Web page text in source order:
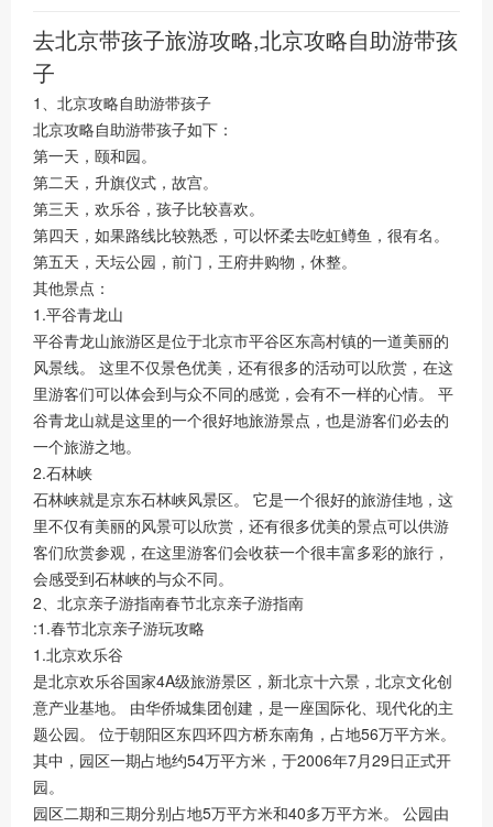
去北京带孩子旅游攻略,北京攻略自助游带孩
子
1、北京攻略自助游带孩子
北京攻略自助游带孩子如下：
第一天，颐和园。
第二天，升旗仪式，故宫。
第三天，欢乐谷，孩子比较喜欢。
第四天，如果路线比较熟悉，可以怀柔去吃虹鳟鱼，很有名。
第五天，天坛公园，前门，王府井购物，休整。
其他景点：
1.平谷青龙山
平谷青龙山旅游区是位于北京市平谷区东高村镇的一道美丽的
风景线。 这里不仅景色优美，还有很多的活动可以欣赏，在这
里游客们可以体会到与众不同的感觉，会有不一样的心情。 平
谷青龙山就是这里的一个很好地旅游景点，也是游客们必去的
一个旅游之地。
2.石林峡
石林峡就是京东石林峡风景区。 它是一个很好的旅游佳地，这
里不仅有美丽的风景可以欣赏，还有很多优美的景点可以供游
客们欣赏参观，在这里游客们会收获一个很丰富多彩的旅行，
会感受到石林峡的与众不同。
2、北京亲子游指南春节北京亲子游指南
:1.春节北京亲子游玩攻略
1.北京欢乐谷
是北京欢乐谷国家4A级旅游景区，新北京十六景，北京文化创
意产业基地。 由华侨城集团创建，是一座国际化、现代化的主
题公园。 位于朝阳区东四环四方桥东南角，占地56万平方米。
其中，园区一期占地约54万平方米，于2006年7月29日正式开
园。
园区二期和三期分别占地5万平方米和40多万平方米。 公园由